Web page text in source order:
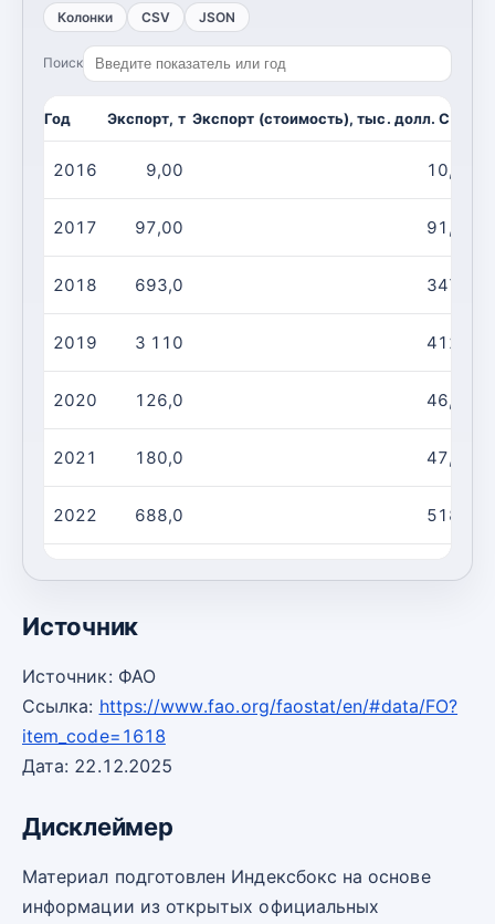
Колонки
CSV JSON
Поиск
Год Экспорт, т Экспорт (стоимость), тыс. долл. США
2016 9,00 10,00
2017 97,00 91,00
2018 693,0 347,0
2019 3 110 412,0
2020 126,0 46,00
2021 180,0 47,00
2022 688,0 518,0
518,0
Источник
Источник: ФАО
Ссылка: https://www.fao.org/faostat/en/#data/FO?
item_code=1618
Дата: 22.12.2025
Дисклеймер
Материал подготовлен Индексбокс на основе
информации из открытых официальных